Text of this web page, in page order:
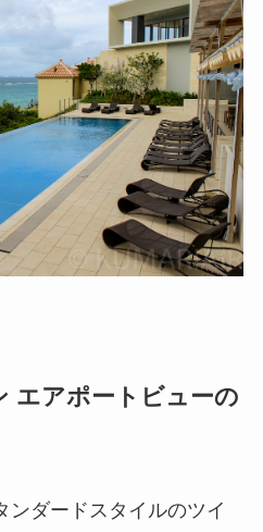
エアポートビューの
ンダードスタイルのツイ